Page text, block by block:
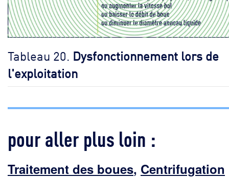
Tableau 20. Dysfonctionnement lors de
l'exploitation
pour aller plus loin :
Traitement des boues, Centrifugation